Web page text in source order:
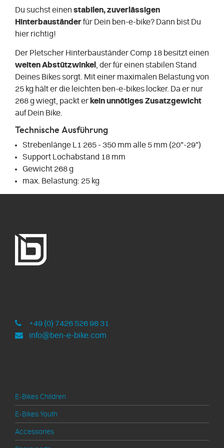
Du suchst einen stabilen, zuverlässigen
Hinterbauständerfür Dein ben-e-bike? Dann bist Du
hier richtig!
Der Pletscher Hinterbauständer Comp 18 besitzt einen
weiten Abstützwinkel , der für einen stabilen Stand
Deines Bikes sorgt. Mit einer maximalen Belastung von
25 kg hält er die leichten ben-e-bikes locker. Da er nur
268 g wiegt, packt er kein unnötiges Zusatzgewicht
auf Dein Bike.
Technische Ausführung
Strebenlänge L1 265 - 350 mm alle 5 mm (20"-29")
Support Lochabstand 18 mm
Gewicht 268 g
max. Belastung: 25 kg
+49 (0) 7426 526 98 31
info@ben-e-bike.com
E-Bikes Children
E-Bikes Youth
Accessories